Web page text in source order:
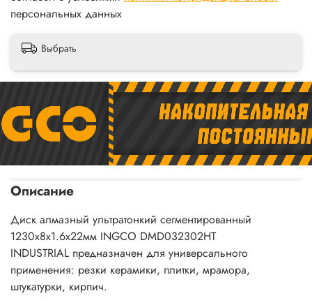
персональных данных
Выбрать
Описание
Диск алмазный ультратонкий сегментированный
1230х8х1.6х22мм INGCO DMD032302HT
INDUSTRIAL предназначен для универсального
применения: резки керамики, плитки, мрамора,
штукатурки, кирпич.